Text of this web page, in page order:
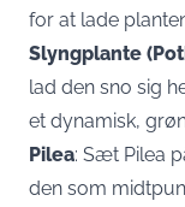
for at lade
Slyngplante
lad den sno sig
et dynamisk,
Pilea: Sæt Pilea
den som